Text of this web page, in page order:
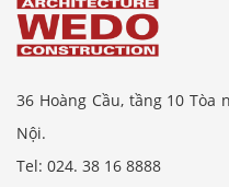
36 Hoàng Cầu, tầng 10
Nội.
Tel: 024. 38 16 8888